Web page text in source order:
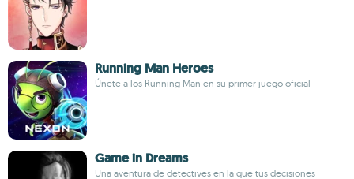
Running Man Heroes
Únete a los Running Man en su primer juego oficial
Game in Dreams
Una aventura de detectives en la que tus decisiones